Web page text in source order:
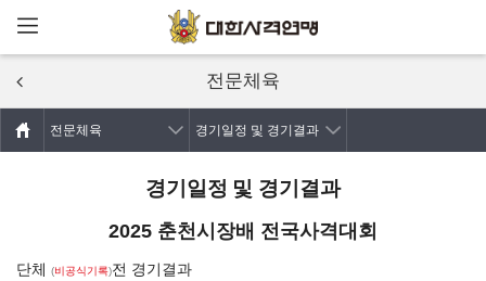
주요콘텐츠로
전문체육
전문체육 경기일정 및 경기결과
경기일정 및 경기결과
2025 춘천시장배 전국사격대회
단체 (비공식기록)전 경기결과